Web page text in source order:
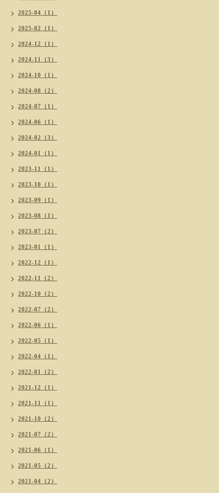
2025-04（1）
2025-02（1）
2024-12（1）
2024-11（3）
2024-10（1）
2024-08（2）
2024-07（1）
2024-06（1）
2024-02（3）
2024-01（1）
2023-11（1）
2023-10（1）
2023-09（1）
2023-08（1）
2023-07（2）
2023-01（1）
2022-12（1）
2022-11（2）
2022-10（2）
2022-07（2）
2022-06（1）
2022-05（1）
2022-04（1）
2022-01（2）
2021-12（1）
2021-11（1）
2021-10（2）
2021-07（2）
2021-06（1）
2021-05（2）
2021-04（2）